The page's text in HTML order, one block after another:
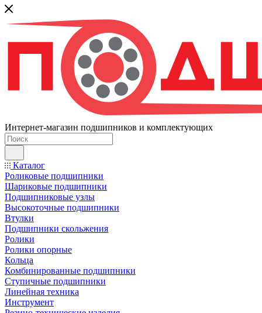
Интернет-магазин подшипников и комплектующих
Каталог
Роликовые подшипники
Шариковые подшипники
Подшипниковые узлы
Высокоточные подшипники
Втулки
Подшипники скольжения
Ролики
Ролики опорные
Кольца
Комбинированные подшипники
Ступичные подшипники
Линейная техника
Инструмент